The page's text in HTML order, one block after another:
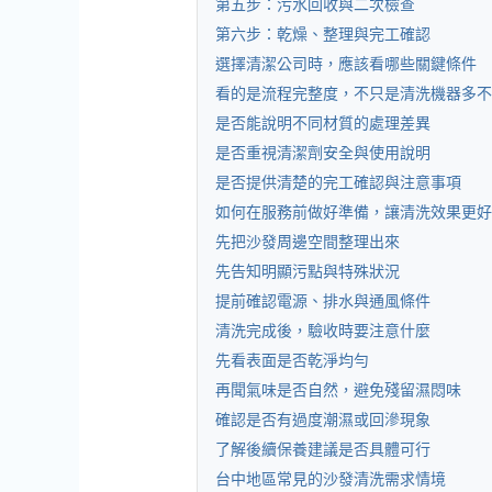
第五步：污水回收與二次檢查
第六步：乾燥、整理與完工確認
選擇清潔公司時，應該看哪些關鍵條件
看的是流程完整度，不只是清洗機器多
是否能說明不同材質的處理差異
是否重視清潔劑安全與使用說明
是否提供清楚的完工確認與注意事項
如何在服務前做好準備，讓清洗效果更好
先把沙發周邊空間整理出來
先告知明顯污點與特殊狀況
提前確認電源、排水與通風條件
清洗完成後，驗收時要注意什麼
先看表面是否乾淨均勻
再聞氣味是否自然，避免殘留濕悶味
確認是否有過度潮濕或回滲現象
了解後續保養建議是否具體可行
台中地區常見的沙發清洗需求情境